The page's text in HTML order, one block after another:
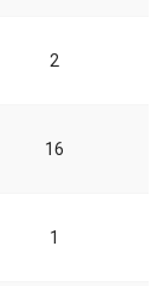
2
16
1